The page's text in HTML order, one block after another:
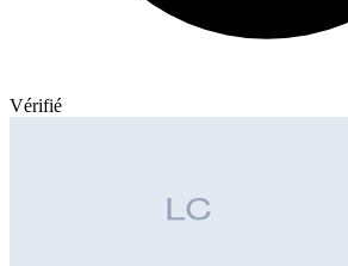
Vérifié